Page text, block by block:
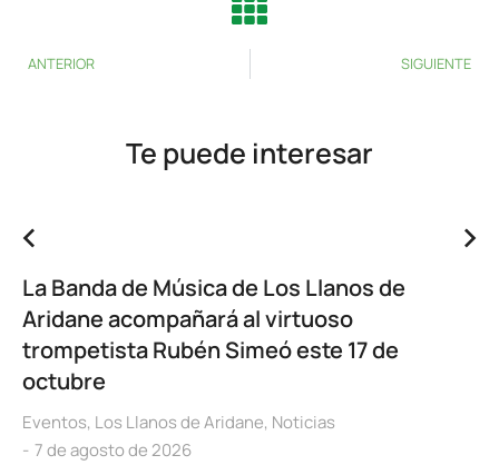
ANTERIOR SIGUIENTE
Te puede interesar
La Banda de Música de Los Llanos de
Aridane acompañará al virtuoso
trompetista Rubén Simeó este 17 de
octubre
Eventos, Los Llanos de Aridane, Noticias
7 de agosto de 2026